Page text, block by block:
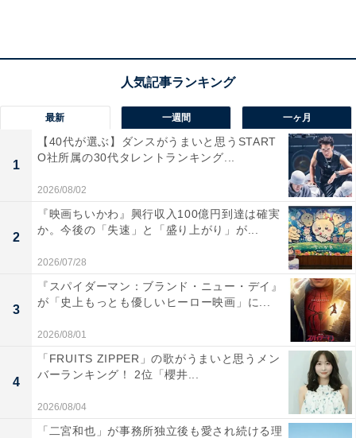
継ぎ、短歌をつくり続けていた貴司（赤楚衛二）は「長
山短歌賞」へ応募し見事受賞。それぞれの努力が実を結
ぶ中、投資家の兄・悠人（横山裕）には何か思惑がある
様子で――。
最新 一週間 一ヶ月
1
【40代が選ぶ】ダンスがうまいと思うSTART
O社所属の30代タレントランキング...
2026/08/02
2
『映画ちいかわ』興行収入100億円到達は確実
か。今後の「失速」と「盛り上がり」が...
2026/07/28
3
『スパイダーマン：ブランド・ニュー・デイ』
が「史上もっとも優しいヒーロー映画」に...
2026/08/01
4
「FRUITS ZIPPER」の歌がうまいと思うメン
バーランキング！ 2位「櫻井...
2026/08/04
「二宮和也」が事務所独立後も愛され続ける理